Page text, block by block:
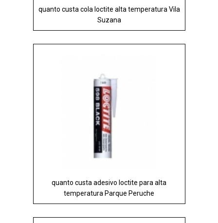
quanto custa cola loctite alta temperatura Vila
Suzana
quanto custa adesivo loctite para alta
temperatura Parque Peruche